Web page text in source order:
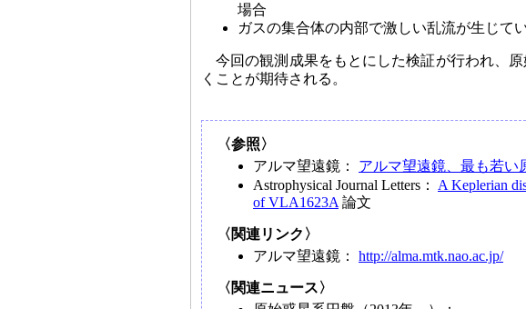
場合
ガスの集合体の内部で激しい乱流が生じて
今回の観測成果をもとにした検証が行われ、
くことが期待される。
〈参照〉
アルマ望遠鏡： アルマ望遠鏡、最も若い
Astrophysical Journal Letters： A Keplerian
of VLA1623A 論文
〈関連リンク〉
アルマ望遠鏡： http://alma.mtk.nao.ac.jp/
〈関連ニュース〉